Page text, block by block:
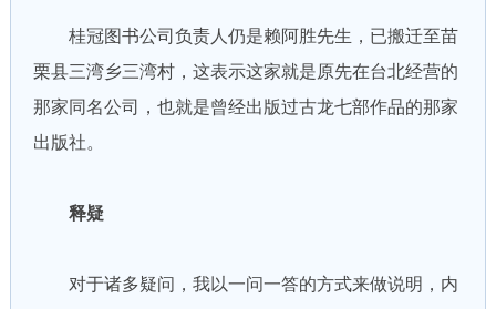
桂冠图书公司负责人仍是赖阿胜先生，已搬迁至苗
栗县三湾乡三湾村，这表示这家就是原先在台北经营的
那家同名公司，也就是曾经出版过古龙七部作品的那家
出版社。
释疑
对于诸多疑问，我以一问一答的方式来做说明，内